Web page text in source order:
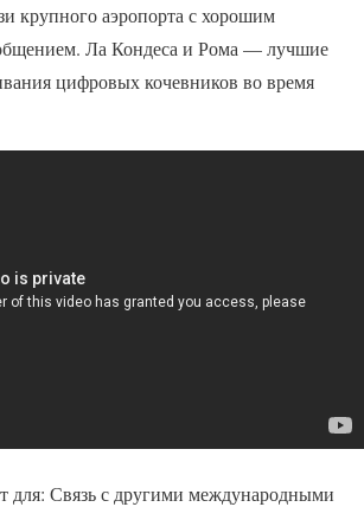
крупного аэропорта с хорошим
Ла Кондеса и Рома — лучшие
цифровых кочевников во время
для: Связь с другими международными